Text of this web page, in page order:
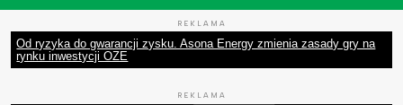
REKLAMA
Od ryzyka do gwarancji zysku. Asona Energy zmienia zasady gry na
rynku inwestycji OZE
REKLAMA